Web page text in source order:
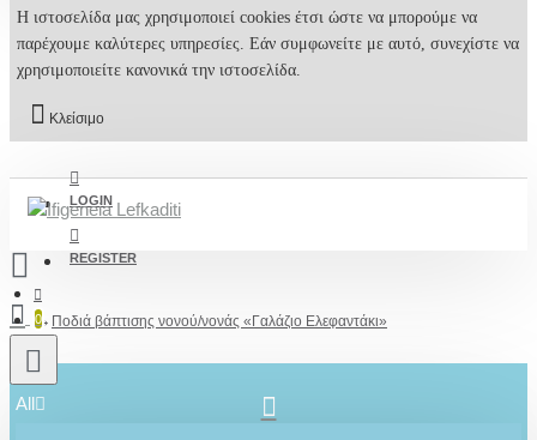
Η ιστοσελίδα μας χρησιμοποιεί cookies έτσι ώστε να μπορούμε να
παρέχουμε καλύτερες υπηρεσίες. Εάν συμφωνείτε με αυτό, συνεχίστε να
χρησιμοποιείτε κανονικά την ιστοσελίδα.
Κλείσιμο
LOGIN
REGISTER
0
All
Ποδιά βάπτισης νονού/νονάς «Γαλάζιο Ελεφαντάκι»